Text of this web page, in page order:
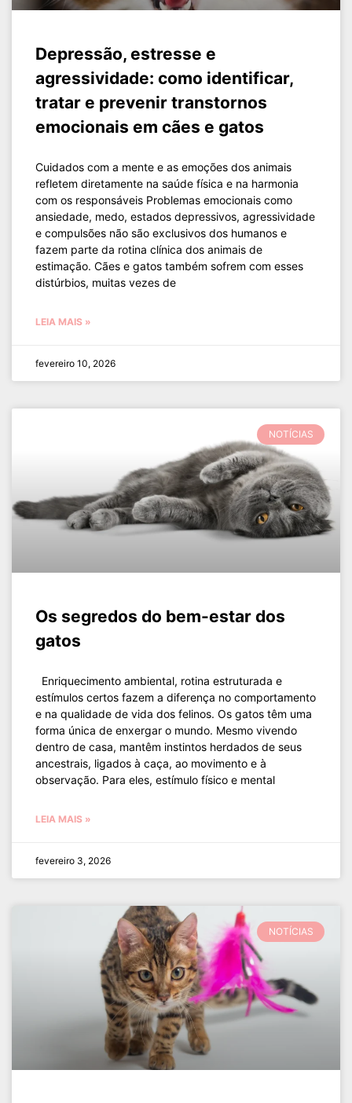
Depressão, estresse e
agressividade: como identificar,
tratar e prevenir transtornos
emocionais em cães e gatos
Cuidados com a mente e as emoções dos animais
refletem diretamente na saúde física e na harmonia
com os responsáveis Problemas emocionais como
ansiedade, medo, estados depressivos, agressividade
e compulsões não são exclusivos dos humanos e
fazem parte da rotina clínica dos animais de
estimação. Cães e gatos também sofrem com esses
distúrbios, muitas vezes de
LEIA MAIS »
fevereiro 10, 2026
NOTÍCIAS
Os segredos do bem-estar dos
gatos
Enriquecimento ambiental, rotina estruturada e
estímulos certos fazem a diferença no comportamento
e na qualidade de vida dos felinos. Os gatos têm uma
forma única de enxergar o mundo. Mesmo vivendo
dentro de casa, mantêm instintos herdados de seus
ancestrais, ligados à caça, ao movimento e à
observação. Para eles, estímulo físico e mental
LEIA MAIS »
fevereiro 3, 2026
NOTÍCIAS